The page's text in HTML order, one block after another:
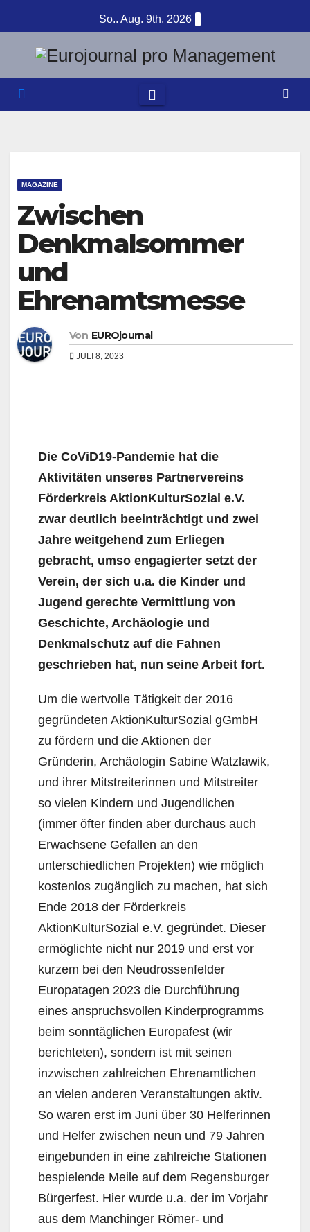
Inhalt
springen
So.. Aug. 9th, 2026
MAGAZINE
Zwischen
Denkmalsommer
und
Ehrenamtsmesse
Von EUROjournal
JULI 8, 2023
Die CoViD19-Pandemie hat die
Aktivitäten unseres Partnervereins
Förderkreis AktionKulturSozial e.V.
zwar deutlich beeinträchtigt und zwei
Jahre weitgehend zum Erliegen
gebracht, umso engagierter setzt der
Verein, der sich u.a. die Kinder und
Jugend gerechte Vermittlung von
Geschichte, Archäologie und
Denkmalschutz auf die Fahnen
geschrieben hat, nun seine Arbeit fort.
Um die wertvolle Tätigkeit der 2016
gegründeten AktionKulturSozial gGmbH
zu fördern und die Aktionen der
Gründerin, Archäologin Sabine Watzlawik,
und ihrer Mitstreiterinnen und Mitstreiter
so vielen Kindern und Jugendlichen
(immer öfter finden aber durchaus auch
Erwachsene Gefallen an den
unterschiedlichen Projekten) wie möglich
kostenlos zugänglich zu machen, hat sich
Ende 2018 der Förderkreis
AktionKulturSozial e.V. gegründet. Dieser
ermöglichte nicht nur 2019 und erst vor
kurzem bei den Neudrossenfelder
Europatagen 2023 die Durchführung
eines anspruchsvollen Kinderprogramms
beim sonntäglichen Europafest (wir
berichteten), sondern ist mit seinen
inzwischen zahlreichen Ehrenamtlichen
an vielen anderen Veranstaltungen aktiv.
So waren erst im Juni über 30 Helferinnen
und Helfer zwischen neun und 79 Jahren
eingebunden in eine zahlreiche Stationen
bespielende Meile auf dem Regensburger
Bürgerfest. Hier wurde u.a. der im Vorjahr
aus dem Manchinger Römer- und